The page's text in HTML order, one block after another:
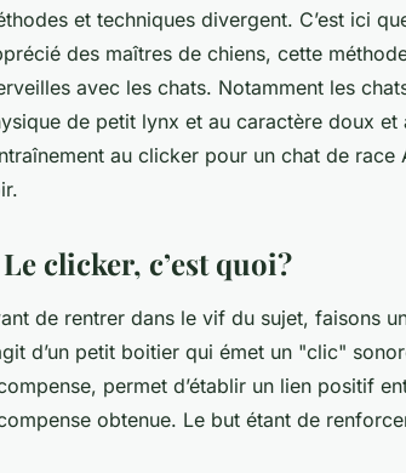
et techniques divergent. C’est ici
des maîtres de chiens, cette
avec les chats. Notamment les
de petit lynx et au caractère doux
au clicker pour un chat de
Le clicker, c’est quoi?
de rentrer dans le vif du sujet, faisons
d’un petit boitier qui émet un "clic"
permet d’établir un lien positif
obtenue. Le but étant de